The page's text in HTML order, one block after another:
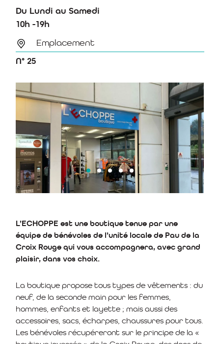
Du Lundi au Samedi
10h -19h
Emplacement
N° 25
L’ECHOPPE est une boutique tenue par une
équipe de bénévoles de l’unité locale de Pau de la
Croix Rouge qui vous accompagnera, avec grand
plaisir, dans vos choix.
La boutique propose tous types de vêtements : du
neuf, de la seconde main pour les femmes,
hommes, enfants et layette ; mais aussi des
accessoires, sacs, écharpes, chaussures pour tous.
Les bénévoles récupéreront sur le principe de la «